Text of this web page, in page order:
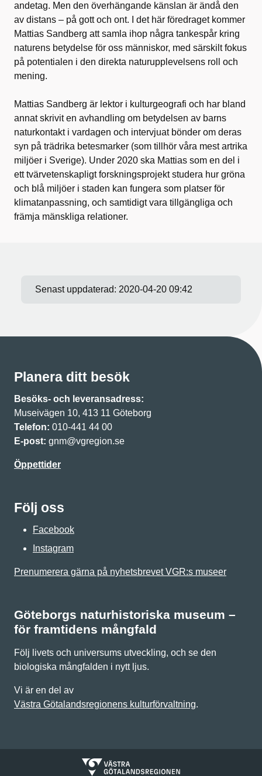
andetag. Men den överhängande känslan är ändå den
av distans – på gott och ont. I det här föredraget kommer
Mattias Sandberg att samla ihop några tankespår kring
naturens betydelse för oss människor, med särskilt fokus
på potentialen i den direkta naturupplevelsens roll och
mening.
Mattias Sandberg är lektor i kulturgeografi och har bland
annat skrivit en avhandling om betydelsen av barns
naturkontakt i vardagen och intervjuat bönder om deras
syn på trädrika betesmarker (som tillhör våra mest artrika
miljöer i Sverige). Under 2020 ska Mattias som en del i
ett tvärvetenskapligt forskningsprojekt studera hur gröna
och blå miljöer i staden kan fungera som platser för
klimatanpassning, och samtidigt vara tillgängliga och
främja mänskliga relationer.
Senast uppdaterad: 2020-04-20 09:42
Planera ditt besök
Besöks- och leveransadress:
Museivägen 10, 413 11 Göteborg
Telefon: 010-441 44 00
E-post: gnm@vgregion.se
Öppettider
Följ oss
Facebook
Instagram
Prenumerera gärna på nyhetsbrevet VGR:s museer
Göteborgs naturhistoriska museum –
för framtidens mångfald
Följ livets och universums utveckling, och se den
biologiska mångfalden i nytt ljus.
Vi är en del av
Västra Götalandsregionens kulturförvaltning.